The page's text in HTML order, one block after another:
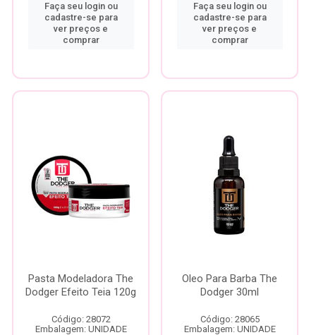
Faça seu login ou
cadastre-se para
ver preços e
comprar
Faça seu login ou
cadastre-se para
ver preços e
comprar
Pasta Modeladora The
Dodger Efeito Teia 120g
Código: 28072
Embalagem: UNIDADE
Oleo Para Barba The
Dodger 30ml
Código: 28065
Embalagem: UNIDADE